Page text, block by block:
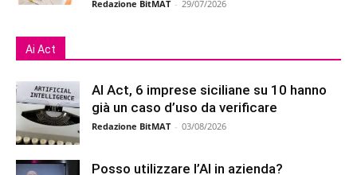
Redazione BitMAT - 29/07/2026
Ai Act
AI Act, 6 imprese siciliane su 10 hanno
già un caso d’uso da verificare
Redazione BitMAT - 03/08/2026
Posso utilizzare l’AI in azienda?